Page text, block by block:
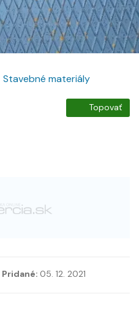
Stavebné materiály
Topovať
Pridané: 05. 12. 2021